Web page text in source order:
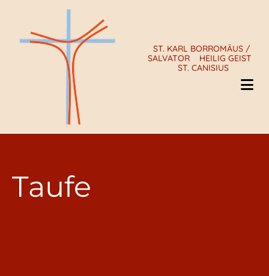
ST. KARL BORROMÄUS /
SALVATOR
HEILIG GEIST
ST. CANISIUS
Taufe